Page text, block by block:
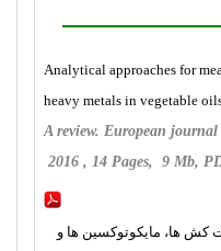
Analytical approaches for
heavy metals in vegetable
A review. European
2016 , 14 Pages, 9 Mb,
کش ها، مایکوتوکسین ها و